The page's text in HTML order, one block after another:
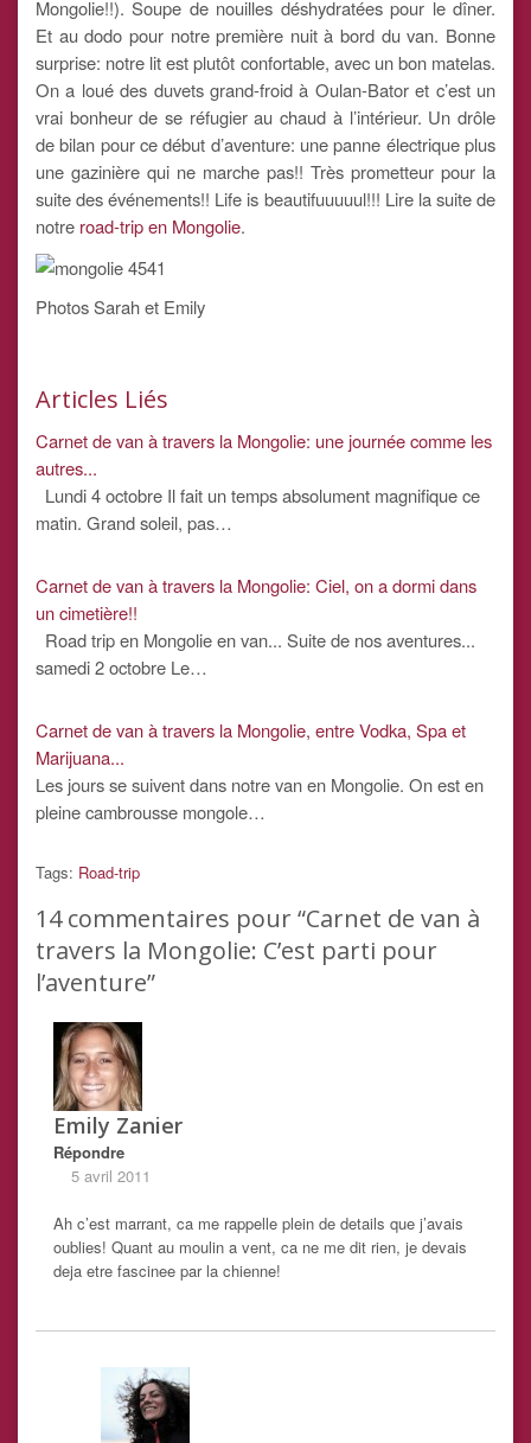
Mongolie!!). Soupe de nouilles déshydratées pour le dîner.
Et au dodo pour notre première nuit à bord du van. Bonne
surprise: notre lit est plutôt confortable, avec un bon matelas.
On a loué des duvets grand-froid à Oulan-Bator et c’est un
vrai bonheur de se réfugier au chaud à l’intérieur. Un drôle
de bilan pour ce début d’aventure: une panne électrique plus
une gazinière qui ne marche pas!! Très prometteur pour la
suite des événements!! Life is beautifuuuuul!!! Lire la suite de
notre road-trip en Mongolie.
Photos Sarah et Emily
Articles Liés
Carnet de van à travers la Mongolie: une journée comme les
autres...
Lundi 4 octobre Il fait un temps absolument magnifique ce
matin. Grand soleil, pas…
Carnet de van à travers la Mongolie: Ciel, on a dormi dans
un cimetière!!
Road trip en Mongolie en van... Suite de nos aventures...
samedi 2 octobre Le…
Carnet de van à travers la Mongolie, entre Vodka, Spa et
Marijuana...
Les jours se suivent dans notre van en Mongolie. On est en
pleine cambrousse mongole…
Tags: Road-trip
14commentaires pour “Carnet de van à
travers la Mongolie: C’est parti pour
l’aventure”
Emily Zanier
Répondre
5 avril 2011
Ah c’est marrant, ca me rappelle plein de details que j’avais
oublies! Quant au moulin a vent, ca ne me dit rien, je devais
deja etre fascinee par la chienne!